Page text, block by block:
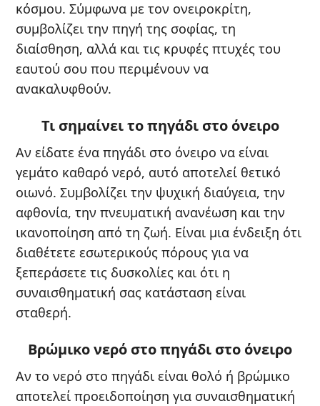
κόσμου. Σύμφωνα με τον ονειροκρίτη,
συμβολίζει την πηγή της σοφίας, τη
διαίσθηση, αλλά και τις κρυφές πτυχές του
εαυτού σου που περιμένουν να
ανακαλυφθούν.
Τι σημαίνει το πηγάδι στο όνειρο
Αν είδατε ένα πηγάδι στο όνειρο να είναι
γεμάτο καθαρό νερό, αυτό αποτελεί θετικό
οιωνό. Συμβολίζει την ψυχική διαύγεια, την
αφθονία, την πνευματική ανανέωση και την
ικανοποίηση από τη ζωή. Είναι μια ένδειξη ότι
διαθέτετε εσωτερικούς πόρους για να
ξεπεράσετε τις δυσκολίες και ότι η
συναισθηματική σας κατάσταση είναι
σταθερή.
Βρώμικο νερό στο πηγάδι στο όνειρο
Αν το νερό στο πηγάδι είναι θολό ή βρώμικο
αποτελεί προειδοποίηση για συναισθηματική